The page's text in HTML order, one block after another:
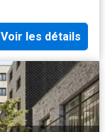
Voir les détails